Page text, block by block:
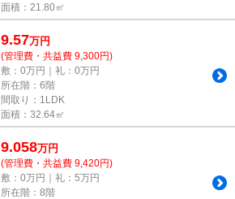
面積：21.80㎡
9.57万円
(管理費・共益費 9,300円)
敷：0万円｜礼：0万円
所在階：6階
間取り：1LDK
面積：32.64㎡
9.058万円
(管理費・共益費 9,420円)
敷：0万円｜礼：5万円
所在階：8階